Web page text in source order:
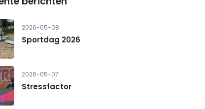
2026-05-08
Sportdag 2026
2026-05-07
Stressfactor